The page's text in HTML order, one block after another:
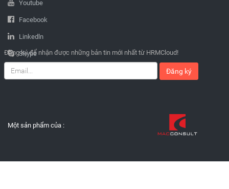
Youtube
Facebook
Linkedln
Skype
Đăng ký để nhận được những bản tin mới nhất từ HRMCloud!
Đăng ký
Một sản phẩm của :